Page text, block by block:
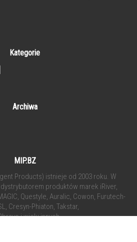
Kategorie
Archiwa
MIP.BZ
Products) istnieje od 2003 roku. W
produktów marek iRiver,
Questyle, Auralic, Cowon, Furutech-
Cresyn-Phiaton, Takstar,
i wielu innych.